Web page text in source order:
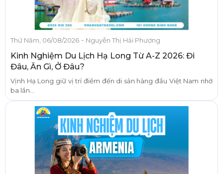
Thứ Năm, 06/08/2026 - Nguyễn Thị Hải Phượng
Kinh Nghiệm Du Lịch Hạ Long Từ A-Z 2026: Đi
Đâu, Ăn Gì, Ở Đâu?
Vịnh Hạ Long giữ vị trí điểm đến di sản hàng đầu Việt Nam nhờ
ba lần...